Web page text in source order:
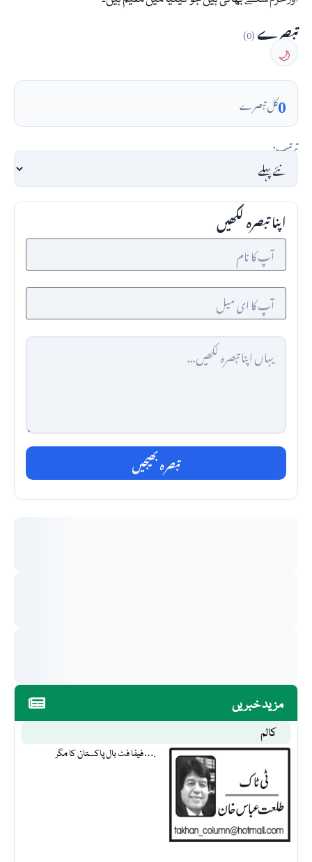
مزید خبریں
کالم
فیفا فٹ بال پاکستان کا مگر….
تبصرے(0)
🌙
0کل تبصرے
ترتیب:
اپنا تبصرہ لکھیں
تبصرہ بھیجیں